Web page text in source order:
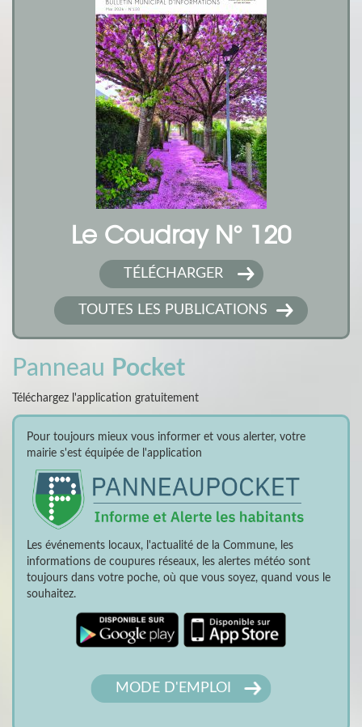
Le Coudray N° 120
TÉLÉCHARGER
TOUTES LES PUBLICATIONS
Panneau Pocket
Téléchargez l'application gratuitement
Pour toujours mieux vous informer et vous alerter, votre
mairie s'est équipée de l'application
Les événements locaux, l'actualité de la Commune, les
informations de coupures réseaux, les alertes météo sont
toujours dans votre poche, où que vous soyez, quand vous le
souhaitez.
MODE D'EMPLOI